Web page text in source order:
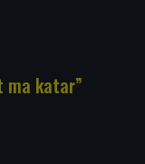
ma katar”